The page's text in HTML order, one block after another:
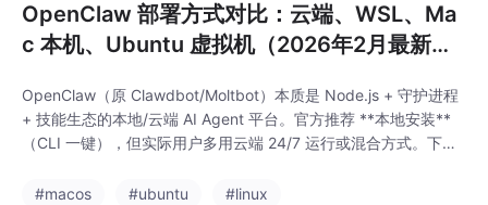
估等工程实践建议，并
探讨了概率校准
OpenClaw 部署方式对比：云端、WSL、Ma
c 本机、Ubuntu 虚拟机（2026年2月最新主
OpenClaw（原 Clawdbot/Moltbot）本质是 Node.js + 守护进程
+ 技能生态的本地/云端 AI Agent 平台。官方推荐 **本地安装**
（CLI 一键），但实际用户多用云端 24/7 运行或混合方式。下面
#macos
#ubuntu #linux